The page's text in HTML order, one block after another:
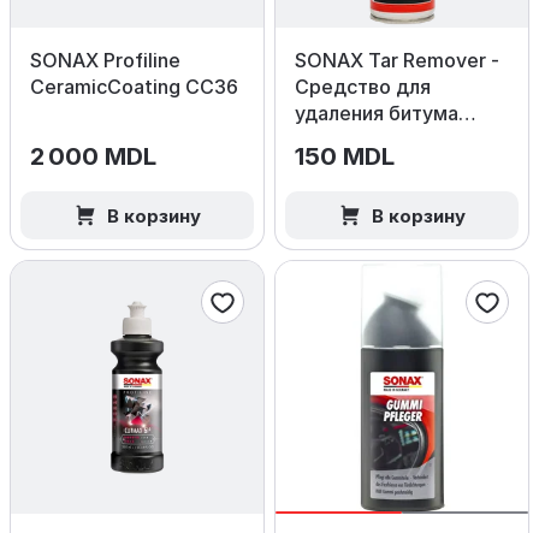
SONAX Profiline
CeramicCoating CC36
2 000 MDL
В корзину
SONAX Tar Remover -
Средство для
удаления битума
150 MDL
В корзину